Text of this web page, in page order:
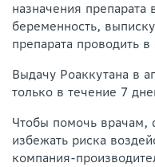
назначения препарата
беременность,
препарата проводить
Выдачу Роаккутана в
только в течение 7
Чтобы помочь врачам,
избежать риска
компания-